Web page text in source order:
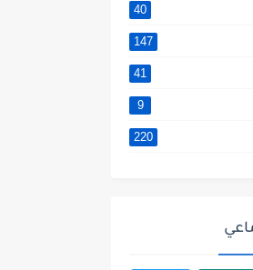
40
147
41
9
220